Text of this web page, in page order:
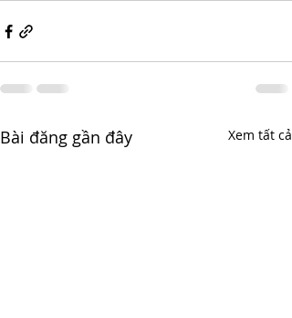
Bài đăng gần đây Xem tất cả